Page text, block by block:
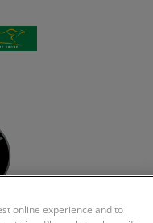
online experience and to